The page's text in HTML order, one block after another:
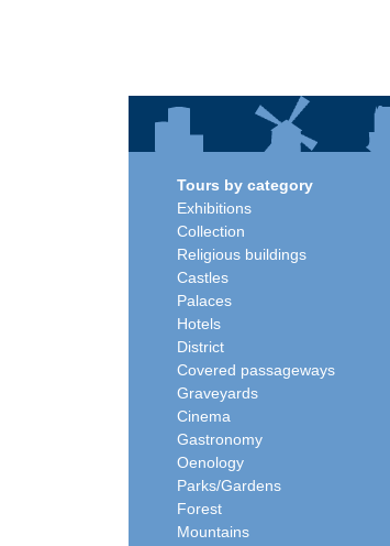
Tours by category
Exhibitions
Collection
Religious buildings
Castles
Palaces
Hotels
District
Covered passageways
Graveyards
Cinema
Gastronomy
Oenology
Parks/Gardens
Forest
Mountains